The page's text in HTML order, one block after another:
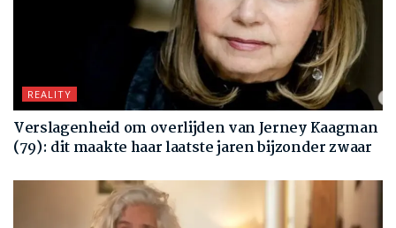
REALITY
Verslagenheid om overlijden van Jerney Kaagman
(79): dit maakte haar laatste jaren bijzonder zwaar